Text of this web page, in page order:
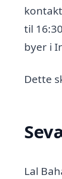
til
byer i
Dette
Lal